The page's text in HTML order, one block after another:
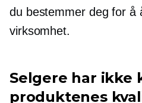
du bestemmer deg for å
virksomhet.
Selgere har ikke
produktenes